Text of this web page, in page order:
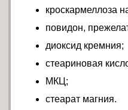
кроскармеллоза
повидон,
диоксид кремния;
стеариновая
МКЦ;
стеарат магния.